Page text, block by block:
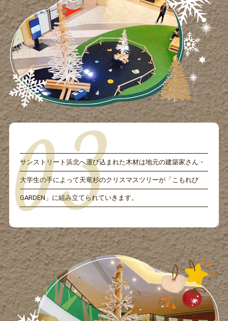
サンストリート浜北へ運び込まれた木材は地元の建築家さん・
大学生の手によって天竜杉のクリスマスツリーが「こもれび
GARDEN」に組み立てられていきます。